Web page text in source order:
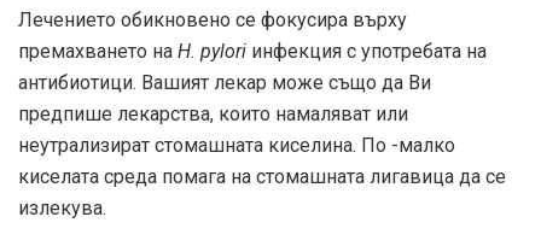
Лечението обикновено се фокусира върху
премахването на H. pylori инфекция с употребата на
антибиотици. Вашият лекар може също да Ви
предпише лекарства, които намаляват или
неутрализират стомашната киселина. По -малко
киселата среда помага на стомашната лигавица да се
излекува.